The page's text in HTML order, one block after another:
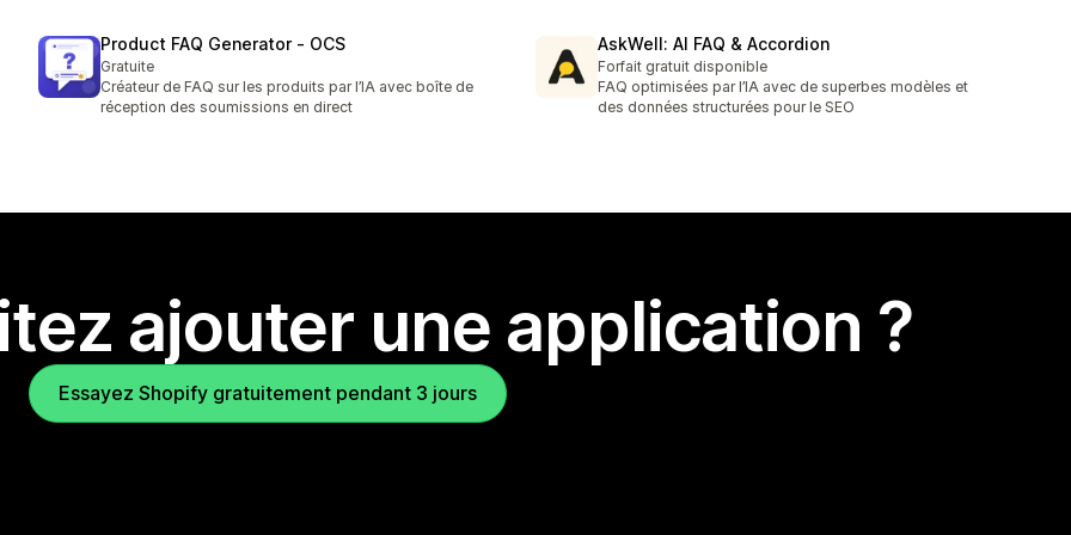
Product FAQ Generator ‑ OCS
Gratuite
Créateur de FAQ sur les produits par l’IA avec boîte de
réception des soumissions en direct
AskWell: AI FAQ & Accordion
Forfait gratuit disponible
FAQ optimisées par l’IA avec de superbes modèles et
des données structurées pour le SEO
ajouter une application ?
Essayez Shopify gratuitement pendant 3 jours